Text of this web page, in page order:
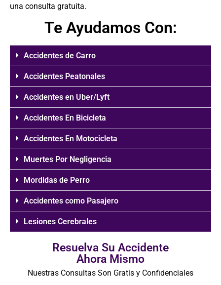
una consulta gratuita.
Te Ayudamos Con:
Accidentes de Carro
Accidentes Peatonales
Accidentes en Uber/Lyft
Accidentes En Bicicleta
Accidentes En Motocicleta
Muertes Por Negligencia
Mordidas de Perro
Accidentes como Pasajero
Lesiones Cerebrales
Resuelva Su Accidente
Ahora Mismo
Nuestras Consultas Son Gratis y Confidenciales